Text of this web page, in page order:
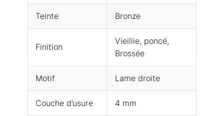
Teinte Bronze
Finition
Vieillie, poncé,
Brossée
Motif Lame droite
Couche d’usure 4 mm